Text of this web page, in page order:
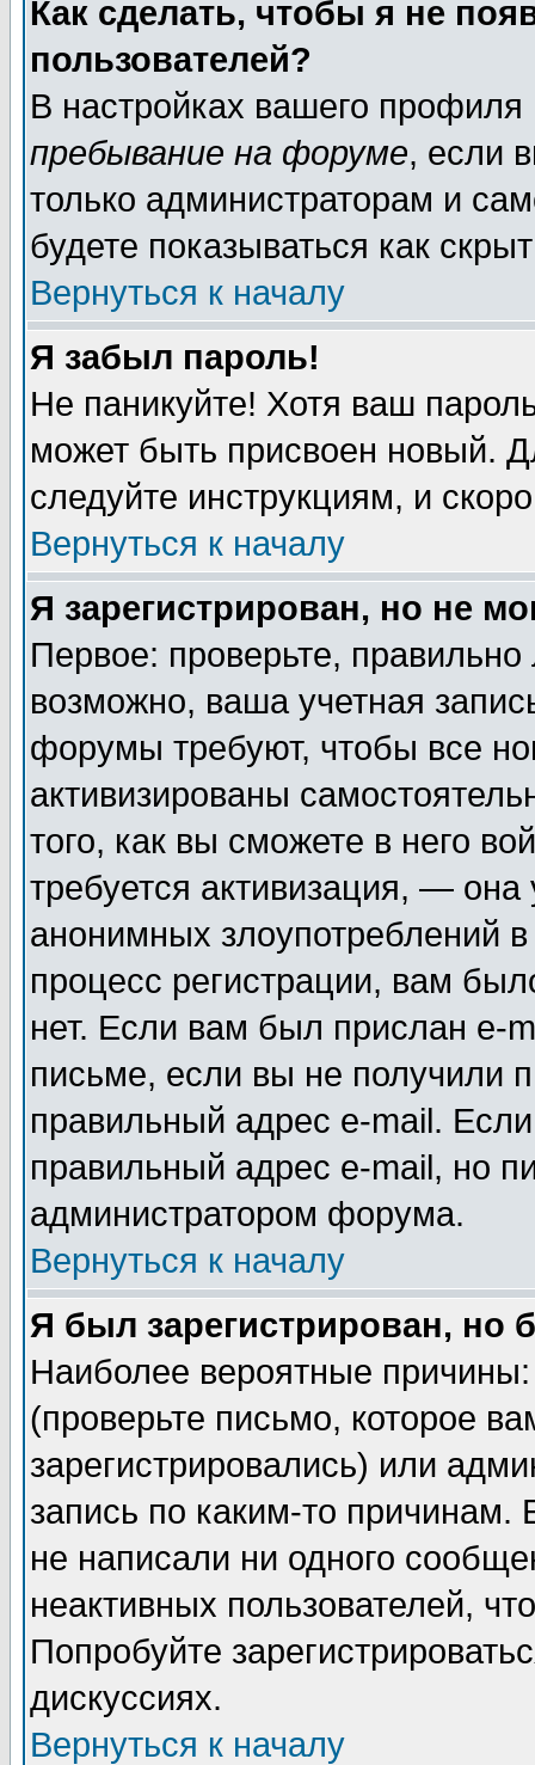
Как сделать, чтобы я не
пользователей?
В настройках вашего
пребывание на форуме, если
только администраторам и
будете показываться как
Вернуться к началу
Я забыл пароль!
Не паникуйте! Хотя ваш
может быть присвоен новый.
следуйте инструкциям, и
Вернуться к началу
Я зарегистрирован, но не
Первое: проверьте,
возможно, ваша учетная
форумы требуют, чтобы все
активизированы
того, как вы сможете в него
требуется активизация, —
анонимных злоупотреблений
процесс регистрации, вам
нет. Если вам был прислан e-
письме, если вы не получили
правильный адрес e-mail.
правильный адрес e-mail, но
администратором форума.
Вернуться к началу
Я был зарегистрирован, но
Наиболее вероятные
(проверьте письмо, которое
зарегистрировались) или
запись по каким-то
не написали ни одного
неактивных пользователей,
Попробуйте
дискуссиях.
Вернуться к началу